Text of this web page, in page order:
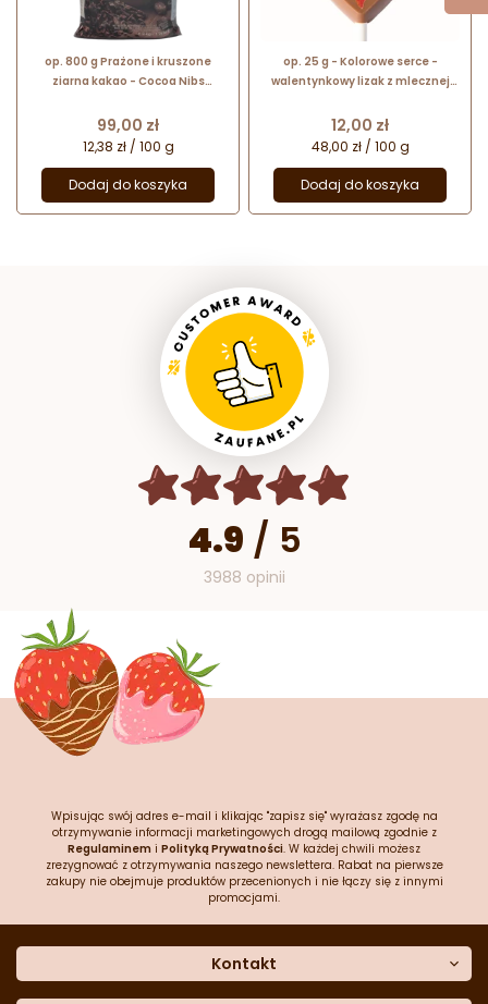
op. 800 g Prażone i kruszone
ziarna kakao - Cocoa Nibs
X47
Cena
99,00 zł
12,38 zł / 100 g
Dodaj do koszyka
op. 25 g - Kolorowe serce -
walentynkowy lizak z mlecznej
Cena
12,00 zł
48,00 zł / 100 g
Dodaj do koszyka
4.9 / 5
3988 opinii
Wpisując swój adres e-mail i klikając "zapisz się" wyrażasz zgodę na
otrzymywanie informacji marketingowych drogą mailową zgodnie z
Regulaminem i Polityką Prywatności. W każdej chwili możesz
zrezygnować z otrzymywania naszego newslettera. Rabat na pierwsze
zakupy nie obejmuje produktów przecenionych i nie łączy się z innymi
promocjami.
Kontakt